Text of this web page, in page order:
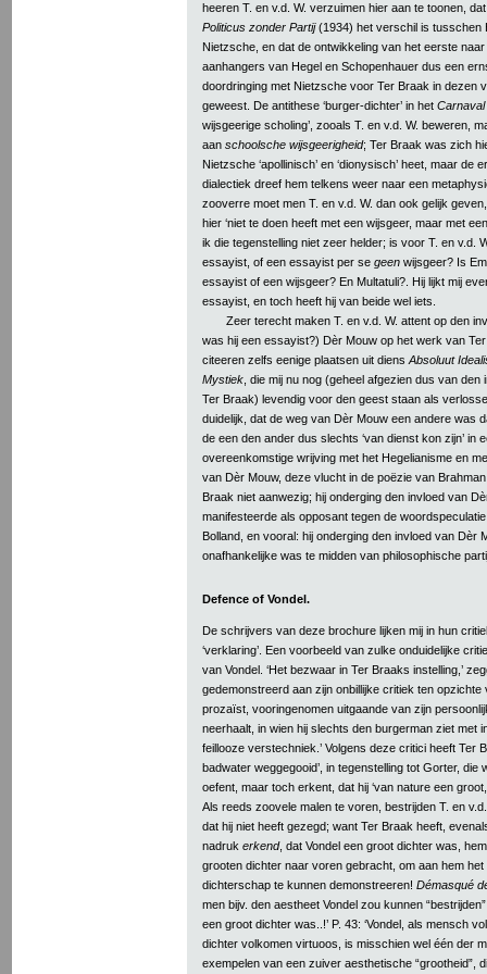
heeren T. en v.d. W. verzuimen hier aan te toonen,
Politicus zonder Partij(1934) het verschil is tusschen
Nietzsche, en dat de ontwikkeling van het eerste
aanhangers van Hegel en Schopenhauer dus een
doordringing met Nietzsche voor Ter Braak in dezen
geweest. De antithese ‘burger-dichter’ in het Carnaval
wijsgeerige scholing’, zooals T. en v.d. W. beweren,
aan schoolsche wijsgeerigheid; Ter Braak was zich
Nietzsche ‘apollinisch’ en ‘dionysisch’ heet, maar de
dialectiek dreef hem telkens weer naar een
zooverre moet men T. en v.d. W. dan ook gelijk
hier ‘niet te doen heeft met een wijsgeer, maar met
ik die tegenstelling niet zeer helder; is voor T. en v.d.
essayist, of een essayist per se geen wijsgeer? Is
essayist of een wijsgeer? En Multatuli?. Hij lijkt mij
essayist, en toch heeft hij van beide wel iets.
Zeer terecht maken T. en v.d. W. attent op den
was hij een essayist?) Dèr Mouw op het werk van
citeeren zelfs eenige plaatsen uit diens Absoluut
Mystiek , die mij nu nog (geheel afgezien dus van
Ter Braak) levendig voor den geest staan als
duidelijk, dat de weg van Dèr Mouw een andere was
de een den ander dus slechts ‘van dienst kon zijn’ in
overeenkomstige wrijving met het Hegelianisme en
van Dèr Mouw, deze vlucht in de poëzie van
Braak niet aanwezig; hij onderging den invloed van
manifesteerde als opposant tegen de
Bolland, en vooral: hij onderging den invloed van Dèr
onafhankelijke was te midden van philosophische
Defence of Vondel.
De schrijvers van deze brochure lijken mij in hun
‘verklaring’. Een voorbeeld van zulke onduidelijke
van Vondel. ‘Het bezwaar in Ter Braaks instelling,’
gedemonstreerd aan zijn onbillijke critiek ten opzichte
prozaïst, vooringenomen uitgaande van zijn
neerhaalt, in wien hij slechts den burgerman ziet met
feillooze verstechniek.’ Volgens deze critici heeft Ter
badwater weggegooid’, in tegenstelling tot Gorter, die
oefent, maar toch erkent, dat hij ‘van nature een
Als reeds zoovele malen te voren, bestrijden T. en
dat hij niet heeft gezegd; want Ter Braak heeft,
nadruk erkend, dat Vondel een groot dichter was,
grooten dichter naar voren gebracht, om aan hem
dichterschap te kunnen demonstreeren! Démasqué
men bijv. den aestheet Vondel zou kunnen
een groot dichter was..!’ P. 43: ‘Vondel, als mensch
dichter volkomen virtuoos, is misschien wel één der
exempelen van een zuiver aesthetische “grootheid”,